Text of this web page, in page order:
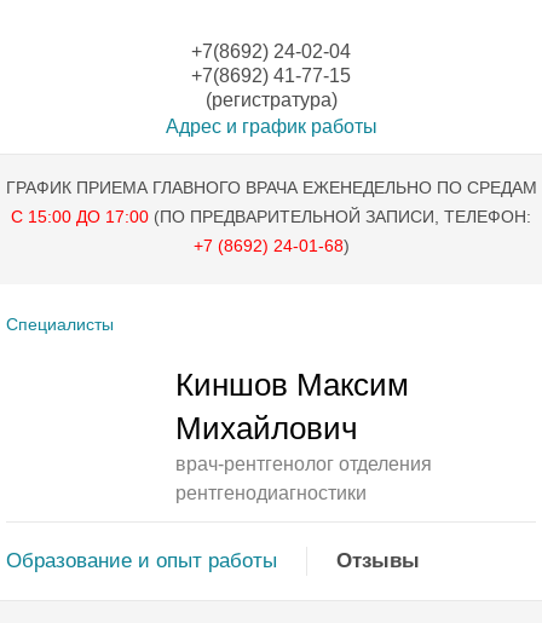
+7(8692) 24-02-04
+7(8692) 41-77-15
(регистратура)
Адрес и график работы
ГРАФИК ПРИЕМА ГЛАВНОГО ВРАЧА ЕЖЕНЕДЕЛЬНО ПО СРЕДАМ
С 15:00 ДО 17:00 (ПО ПРЕДВАРИТЕЛЬНОЙ ЗАПИСИ, ТЕЛЕФОН:
+7 (8692) 24-01-68)
Специалисты
Киншов Максим
Михайлович
врач-рентгенолог отделения
рентгенодиагностики
Образование и опыт работы Отзывы